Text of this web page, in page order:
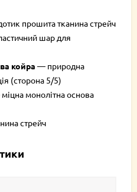
прошита тканина стрейч
шар для
койра — природна
(сторона 5/5)
монолітна основа
стрейч